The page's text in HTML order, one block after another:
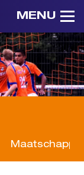
MENU